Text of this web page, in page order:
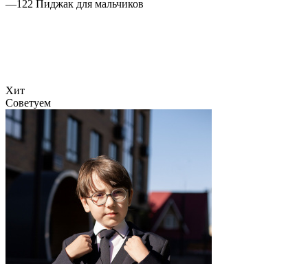
—122 Пиджак для мальчиков
Хит
Советуем